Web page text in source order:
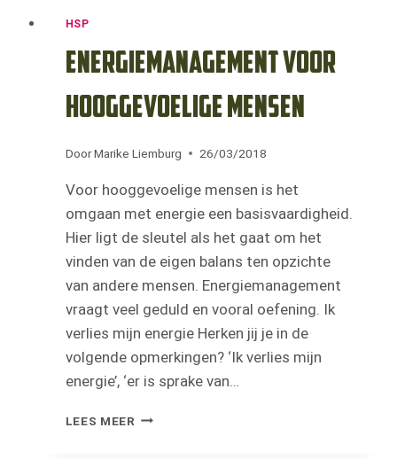
HSP
Energiemanagement voor
hooggevoelige mensen
Door Marike Liemburg 26/03/2018
Voor hooggevoelige mensen is het
omgaan met energie een basisvaardigheid.
Hier ligt de sleutel als het gaat om het
vinden van de eigen balans ten opzichte
van andere mensen. Energiemanagement
vraagt veel geduld en vooral oefening. Ik
verlies mijn energie Herken jij je in de
volgende opmerkingen? ‘Ik verlies mijn
energie’, ‘er is sprake van…
LEES MEER ENERGIEMANAGEMENT